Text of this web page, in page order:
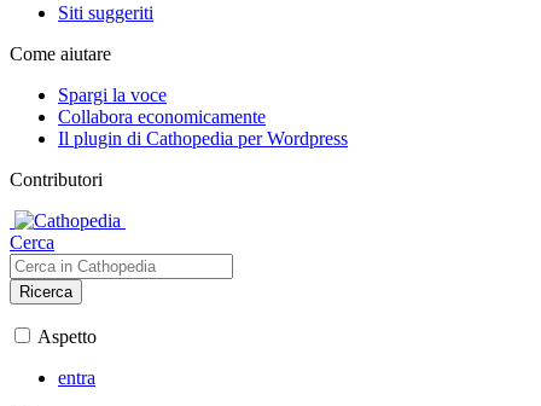
Siti suggeriti
Come aiutare
Spargi la voce
Collabora economicamente
Il plugin di Cathopedia per Wordpress
Contributori
Cerca
Ricerca
Aspetto
entra